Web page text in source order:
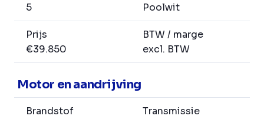
5
Poolwit
Prijs
€39.850
BTW / marge
excl. BTW
Motor en aandrijving
Brandstof
Transmissie